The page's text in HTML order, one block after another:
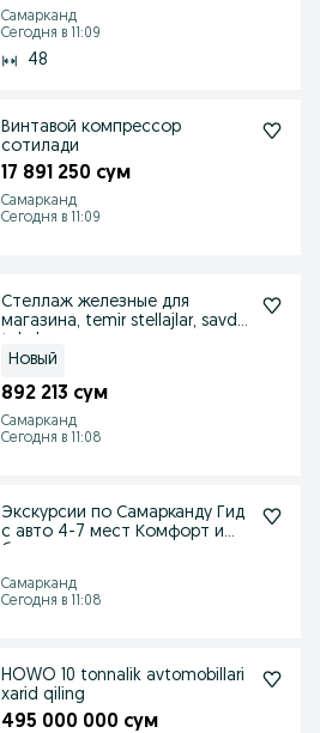
Самарканд
Сегодня в 11:09
48
Винтавой компрессор
сотилади
17 891 250 сум
Самарканд
Сегодня в 11:09
Стеллаж железные для
магазина, temir stellajlar, savdo
Новый
892 213 сум
Самарканд
Сегодня в 11:08
Экскурсии по Самарканду Гид
с авто 4-7 мест Комфорт и
Самарканд
Сегодня в 11:08
HOWO 10 tonnalik avtomobillari
xarid qiling
495 000 000 сум